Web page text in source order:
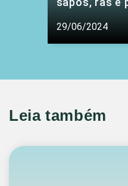
29/06/2024
Leia também